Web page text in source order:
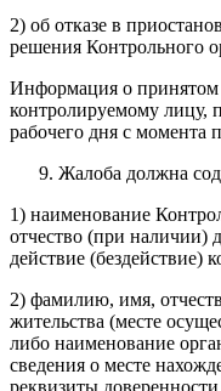
2) об отказе в
решения Контрольного
Информация о принятом
контролируемому лицу,
рабочего дня с момента
Жалоба должна
1) наименование
отчество (при наличии)
действие (бездействие)
2) фамилию, имя,
жительства (месте
либо наименование
сведения о месте
реквизиты